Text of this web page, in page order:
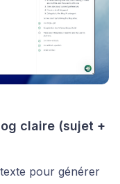
claire (sujet +
pour générer